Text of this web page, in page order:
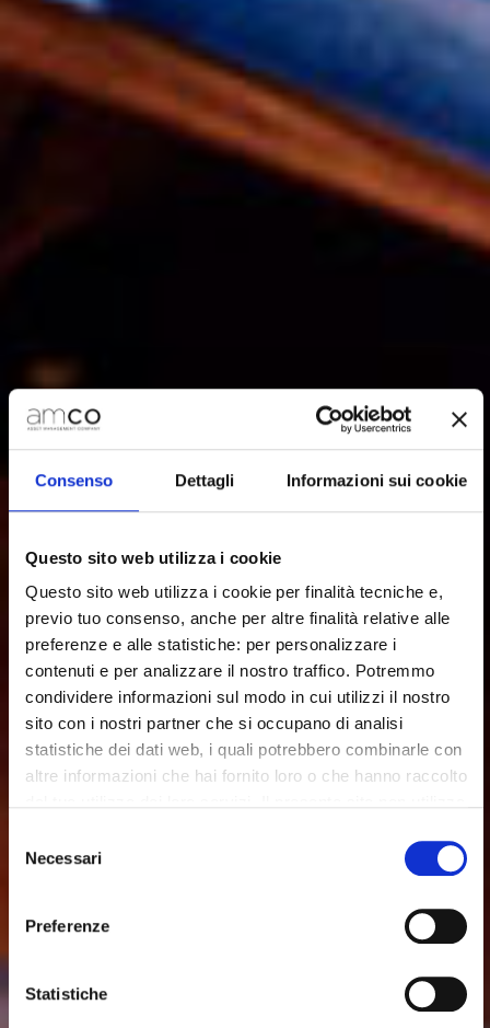
Consenso Dettagli Informazioni sui cookie
Questo sito web utilizza i cookie
Questo sito web utilizza i cookie per finalità tecniche e,
previo tuo consenso, anche per altre finalità relative alle
preferenze e alle statistiche: per personalizzare i
contenuti e per analizzare il nostro traffico. Potremmo
condividere informazioni sul modo in cui utilizzi il nostro
sito con i nostri partner che si occupano di analisi
statistiche dei dati web, i quali potrebbero combinarle con
altre informazioni che hai fornito loro o che hanno raccolto
Chiudendo il banner, cliccando sulla X in alto a destra,
potrai proseguire la navigazione del sito web in assenza
di cookie o altri strumenti di tracciamento diversi da quelli
Per modificare le tue preferenze sull'utilizzo dei cookie,
delNecessari
Preferenze
Statistiche